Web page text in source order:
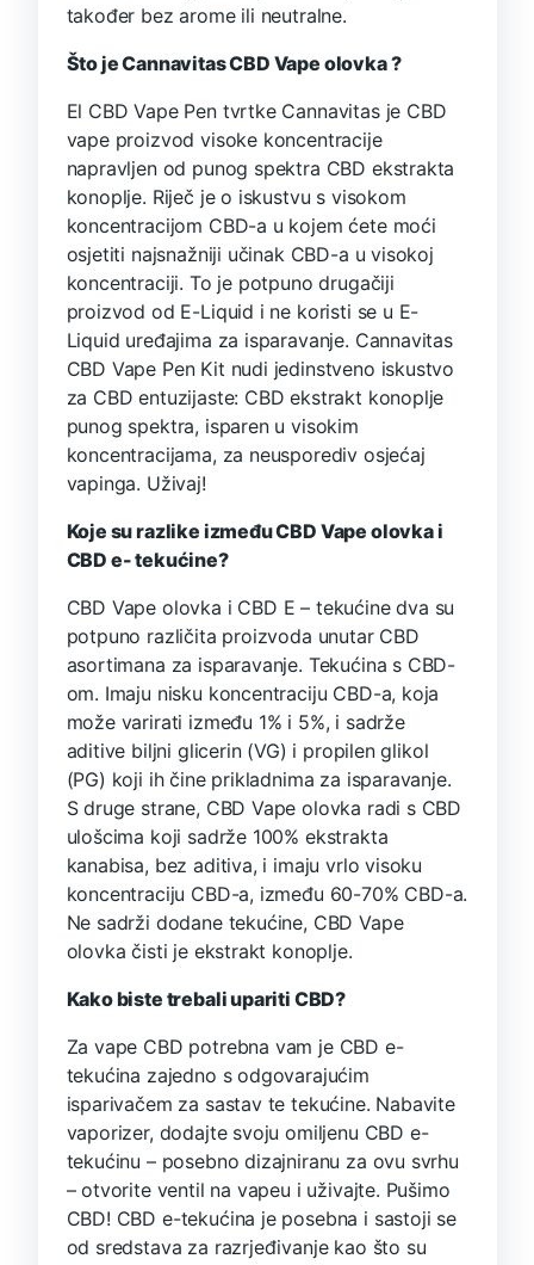
također bez arome ili neutralne.
Što je Cannavitas CBD Vape olovka ?
El CBD Vape Pen tvrtke Cannavitas je CBD
vape proizvod visoke koncentracije
napravljen od punog spektra CBD ekstrakta
konoplje. Riječ je o iskustvu s visokom
koncentracijom CBD-a u kojem ćete moći
osjetiti najsnažniji učinak CBD-a u visokoj
koncentraciji. To je potpuno drugačiji
proizvod od E-Liquid i ne koristi se u E-
Liquid uređajima za isparavanje. Cannavitas
CBD Vape Pen Kit nudi jedinstveno iskustvo
za CBD entuzijaste: CBD ekstrakt konoplje
punog spektra, isparen u visokim
koncentracijama, za neusporediv osjećaj
vapinga. Uživaj!
Koje su razlike između CBD Vape olovka i
CBD e- tekućine?
CBD Vape olovka i CBD E – tekućine dva su
potpuno različita proizvoda unutar CBD
asortimana za isparavanje. Tekućina s CBD-
om. Imaju nisku koncentraciju CBD-a, koja
može varirati između 1% i 5%, i sadrže
aditive biljni glicerin (VG) i propilen glikol
(PG) koji ih čine prikladnima za isparavanje.
S druge strane, CBD Vape olovka radi s CBD
ulošcima koji sadrže 100% ekstrakta
kanabisa, bez aditiva, i imaju vrlo visoku
koncentraciju CBD-a, između 60-70% CBD-a.
Ne sadrži dodane tekućine, CBD Vape
olovka čisti je ekstrakt konoplje.
Kako biste trebali upariti CBD?
Za vape CBD potrebna vam je CBD e-
tekućina zajedno s odgovarajućim
isparivačem za sastav te tekućine. Nabavite
vaporizer, dodajte svoju omiljenu CBD e-
tekućinu – posebno dizajniranu za ovu svrhu
– otvorite ventil na vapeu i uživajte. Pušimo
CBD! CBD e-tekućina je posebna i sastoji se
od sredstava za razrjeđivanje kao što su